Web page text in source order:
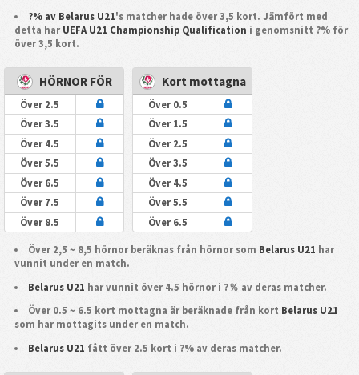
?% av Belarus U21's matcher hade över 3,5 kort. Jämfört med
detta har UEFA U21 Championship Qualification i genomsnitt ?% för
över 3,5 kort.
HÖRNOR FÖR
Över 2.5
Över 3.5
Över 4.5
Över 5.5
Över 6.5
Över 7.5
Över 8.5
Kort mottagna
Över 0.5
Över 1.5
Över 2.5
Över 3.5
Över 4.5
Över 5.5
Över 6.5
Över 2,5 ~ 8,5 hörnor beräknas från hörnor som Belarus U21 har
vunnit under en match.
Belarus U21 har vunnit över 4.5 hörnor i ?％ av deras matcher.
Över 0.5 ~ 6.5 kort mottagna är beräknade från kort Belarus U21
som har mottagits under en match.
Belarus U21 fått över 2.5 kort i ?% av deras matcher.